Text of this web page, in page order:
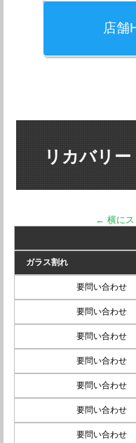
店舗
リカバリ
ガラス割れ
要問い合わせ
要問い合わせ
要問い合わせ
要問い合わせ
要問い合わせ
要問い合わせ
要問い合わせ